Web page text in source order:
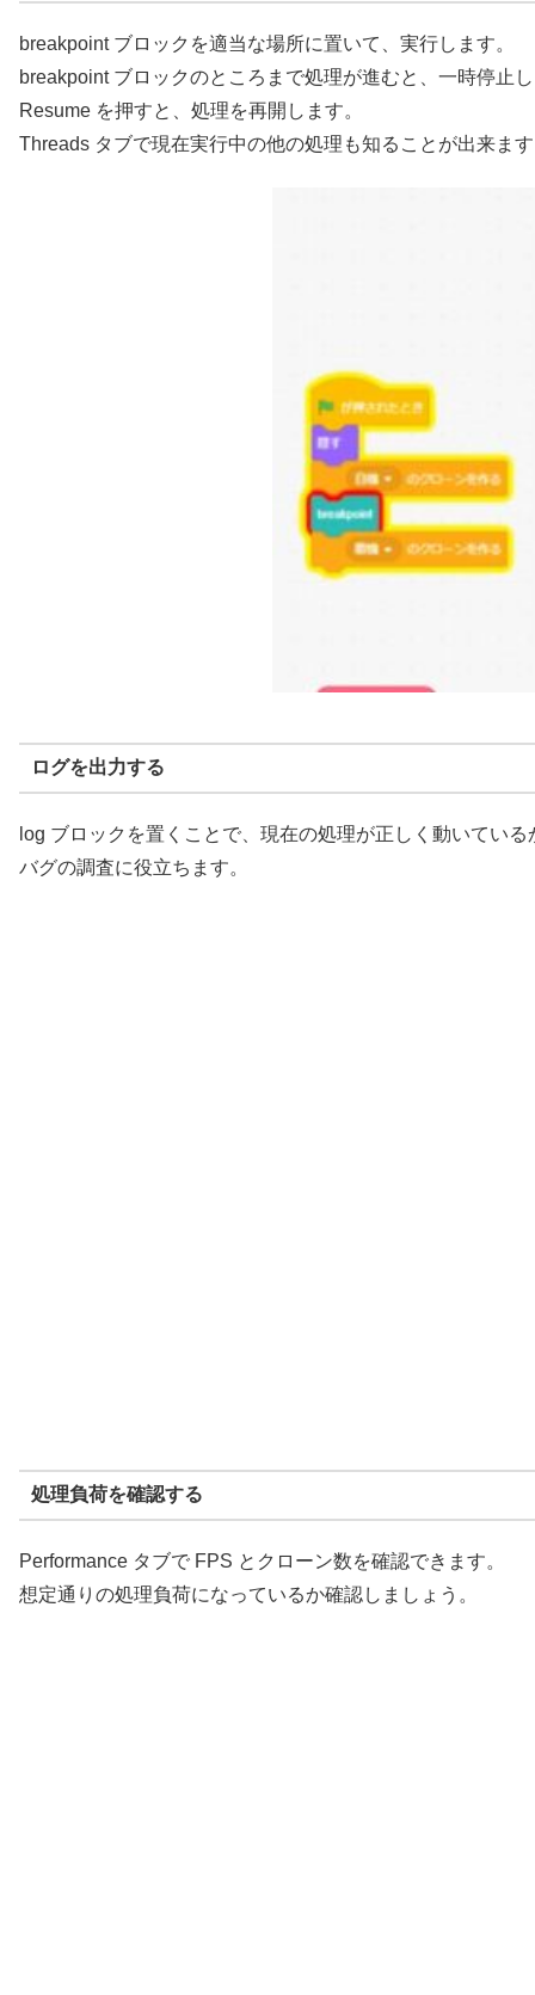
breakpoint ブロックを適当な場所に置いて、実行します。
breakpoint ブロックのところまで処理が進むと、一時停止
Resume を押すと、処理を再開します。
Threads タブで現在実行中の他の処理も知ることが出来ま
ログを出力する
log ブロックを置くことで、現在の処理が正しく動いてい
バグの調査に役立ちます。
処理負荷を確認する
Performance タブで FPS とクローン数を確認できます。
想定通りの処理負荷になっているか確認しましょう。